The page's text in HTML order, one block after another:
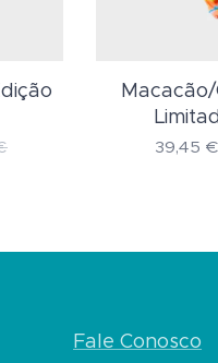
39,45 €
Fale Conosco